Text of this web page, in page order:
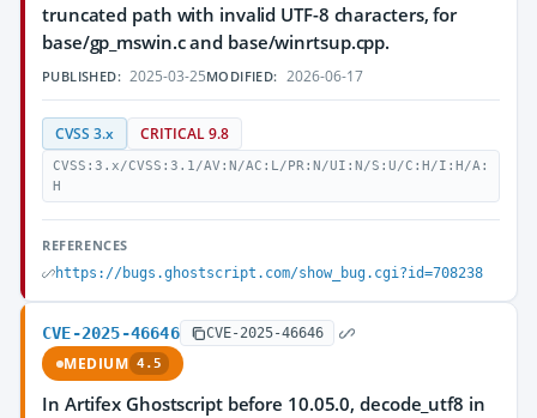
truncated path with invalid UTF-8 characters, for
base/gp_mswin.c and base/winrtsup.cpp.
PUBLISHED: 2025-03-25MODIFIED: 2026-06-17
CVSS 3.x CRITICAL 9.8
CVSS:3.x/CVSS:3.1/AV:N/AC:L/PR:N/UI:N/S:U/C:H/I:H/A:
H
REFERENCES
https://bugs.ghostscript.com/show_bug.cgi?id=708238
CVE-2025-46646 CVE-2025-46646
MEDIUM 4.5
In Artifex Ghostscript before 10.05.0, decode_utf8 in